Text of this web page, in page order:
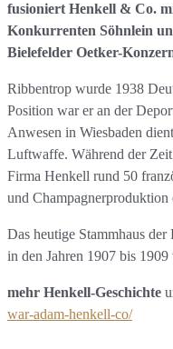
fusioniert Henkell & Co.
Konkurrenten Söhnlein
Bielefelder Oetker-
Ribbentrop wurde 1938
Position war er an der
Anwesen in Wiesbaden
Luftwaffe. Während der
Firma Henkell rund 50
und Champagnerproduktion
Das heutige Stammhaus
in den Jahren 1907 bis
mehr Henkell-Geschichte
war-adam-henkell-co/